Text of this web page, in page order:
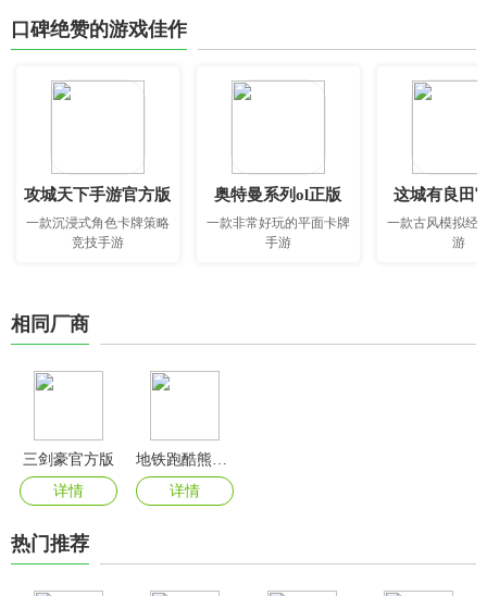
口碑绝赞的游戏佳作
攻城天下手游官方版
一款沉浸式角色卡牌策略
竞技手游
奥特曼系列ol正版
一款非常好玩的平面卡牌
手游
这城有良田
一款古风模拟经
游
相同厂商
三剑豪官方版
详情
详情
热门推荐